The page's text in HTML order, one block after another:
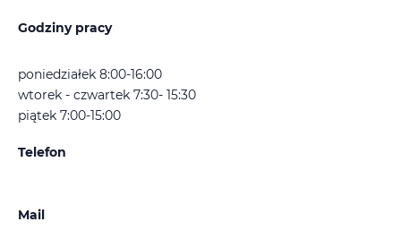
Godziny pracy
poniedziałek 8:00-16:00
wtorek - czwartek 7:30- 15:30
piątek 7:00-15:00
Telefon
Mail